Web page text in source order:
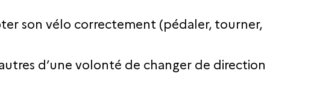
son vélo correctement (pédaler, tourner,
d’une volonté de changer de direction